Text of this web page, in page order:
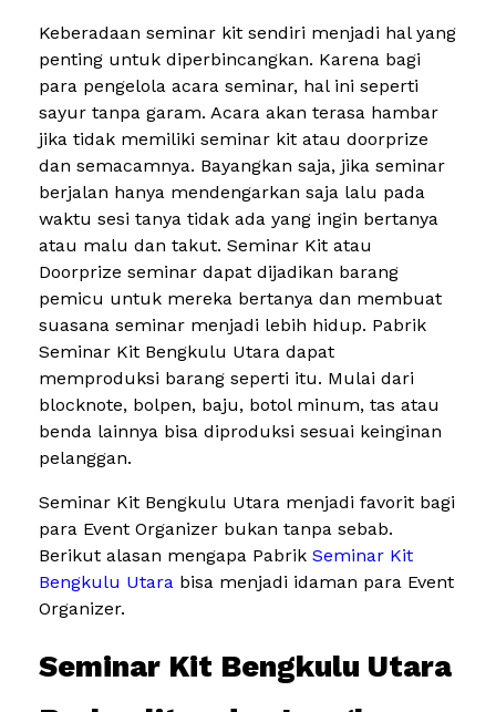
Keberadaan seminar kit sendiri menjadi hal yang
penting untuk diperbincangkan. Karena bagi
para pengelola acara seminar, hal ini seperti
sayur tanpa garam. Acara akan terasa hambar
jika tidak memiliki seminar kit atau doorprize
dan semacamnya. Bayangkan saja, jika seminar
berjalan hanya mendengarkan saja lalu pada
waktu sesi tanya tidak ada yang ingin bertanya
atau malu dan takut. Seminar Kit atau
Doorprize seminar dapat dijadikan barang
pemicu untuk mereka bertanya dan membuat
suasana seminar menjadi lebih hidup. Pabrik
Seminar Kit Bengkulu Utara dapat
memproduksi barang seperti itu. Mulai dari
blocknote, bolpen, baju, botol minum, tas atau
benda lainnya bisa diproduksi sesuai keinginan
pelanggan.
Seminar Kit Bengkulu Utara menjadi favorit bagi
para Event Organizer bukan tanpa sebab.
Berikut alasan mengapa Pabrik Seminar Kit
Bengkulu Utara bisa menjadi idaman para Event
Organizer.
Seminar Kit Bengkulu Utara